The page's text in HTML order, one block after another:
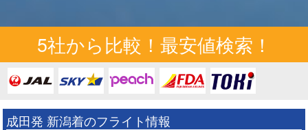
5社から比較！最安値検索！
成田発 新潟着のフライト情報